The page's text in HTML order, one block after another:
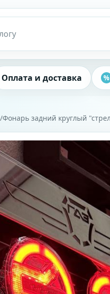
Оплата и доставка %
Фонарь задний круглый